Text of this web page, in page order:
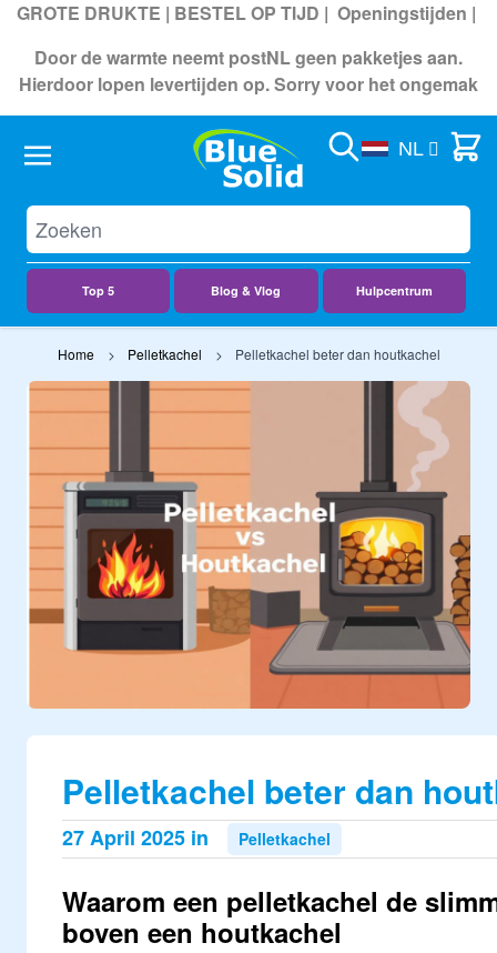
GROTE DRUKTE | BESTEL OP TIJD | Openingstijden |
Door de warmte neemt postNL geen pakketjes aan.
Hierdoor lopen levertijden op. Sorry voor het ongemak
Top 5 Blog & Vlog Hulpcentrum
Search NL Cart
Home Pelletkachel Pelletkachel beter dan houtkachel
Pelletkachel beter dan
27 April 2025 in Pelletkachel
Waarom een pelletkachel de
boven een houtkachel